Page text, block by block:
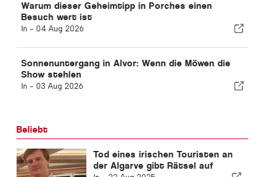
Warum dieser Geheimtipp in Porches einen
Besuch wert ist
In - 04 Aug 2026
Sonnenuntergang in Alvor: Wenn die Möwen die
Show stehlen
In - 03 Aug 2026
Beliebt
Tod eines irischen Touristen an
der Algarve gibt Rätsel auf